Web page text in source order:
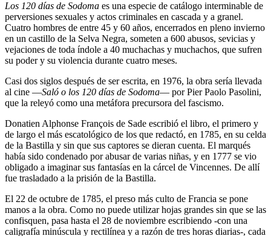
Los 120 días de Sodoma es una especie de catálogo interminable de
perversiones sexuales y actos criminales en cascada y a granel.
Cuatro hombres de entre 45 y 60 años, encerrados en pleno invierno
en un castillo de la Selva Negra, someten a 600 abusos, sevicias y
vejaciones de toda índole a 40 muchachas y muchachos, que sufren
su poder y su violencia durante cuatro meses.
Casi dos siglos después de ser escrita, en 1976, la obra sería llevada
al cine —Saló o los 120 días de Sodoma— por Pier Paolo Pasolini,
que la releyó como una metáfora precursora del fascismo.
Donatien Alphonse François de Sade escribió el libro, el primero y
de largo el más escatológico de los que redactó, en 1785, en su celda
de la Bastilla y sin que sus captores se dieran cuenta. El marqués
había sido condenado por abusar de varias niñas, y en 1777 se vio
obligado a imaginar sus fantasías en la cárcel de Vincennes. De allí
fue trasladado a la prisión de la Bastilla.
El 22 de octubre de 1785, el preso más culto de Francia se pone
manos a la obra. Como no puede utilizar hojas grandes sin que se las
confisquen, pasa hasta el 28 de noviembre escribiendo -con una
caligrafía minúscula y rectilínea y a razón de tres horas diarias-, cada